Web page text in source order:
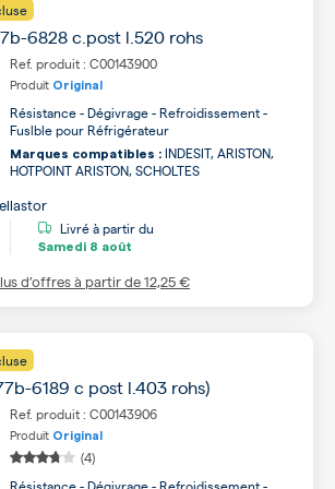
6828 c.post l.520 rohs
Ref. produit : C00143900
Produit Original
Résistance - Dégivrage - Refroidissement -
Fuslble pour Réfrigérateur
Marques compatibles : INDESIT, ARISTON,
HOTPOINT ARISTON, SCHOLTES
Livré à partir du
Samedi 8 août
d’offres à partir de12,25 €
6189 c post l.403 rohs)
Ref. produit : C00143906
Produit Original
(4)